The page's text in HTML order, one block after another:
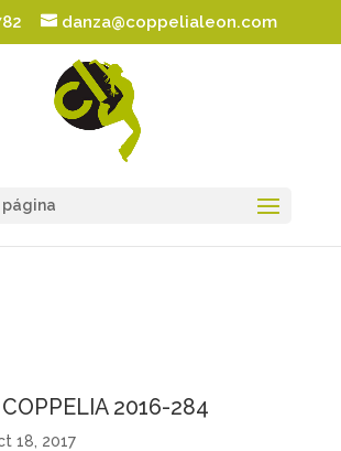
danza@coppelialeon.com
COPPELIA 2016-284
18, 2017